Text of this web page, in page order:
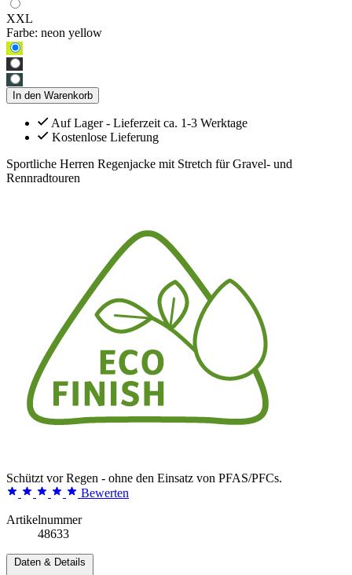
XXL
Farbe: neon yellow
In den Warenkorb
Auf Lager - Lieferzeit ca. 1-3 Werktage
Kostenlose Lieferung
Sportliche Herren Regenjacke mit Stretch für Gravel- und
Rennradtouren
Schützt vor Regen - ohne den Einsatz von PFAS/PFCs.
Bewerten
Artikelnummer
48633
Daten & Details